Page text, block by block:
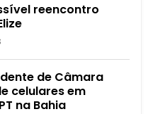
reencontro
de Câmara
celulares em
na Bahia